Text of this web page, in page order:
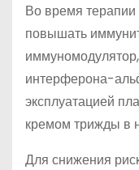
Во время
повышать
интерферона-
эксплуатацией
кремом трижды в
Для снижения